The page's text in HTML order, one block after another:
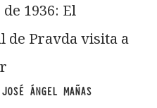
1936: El
de Pravda visita a
JOSÉ ÁNGEL MAÑAS